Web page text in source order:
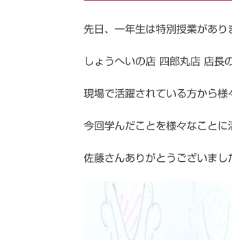
先日、一年生は特別授業があり
しょうへいの店 四郎丸店 店長
現場で活躍されている方から
今回学んだことを様々なことに
佐藤さんありがとうございまし